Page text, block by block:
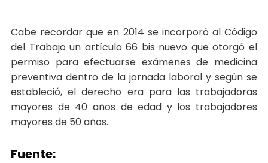
Cabe recordar que en 2014 se incorporó al Código
del Trabajo un artículo 66 bis nuevo que otorgó el
permiso para efectuarse exámenes de medicina
preventiva dentro de la jornada laboral y según se
estableció, el derecho era para las trabajadoras
mayores de 40 años de edad y los trabajadores
mayores de 50 años.
Fuente: